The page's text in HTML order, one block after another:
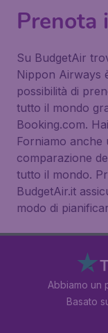
Prenota
Su BudgetAir
Nippon Airways
possibilità di
tutto il mondo
Booking.com.
Forniamo anche
comparazione
tutto il mondo.
BudgetAir.it
modo di
Abbiamo un
Basato